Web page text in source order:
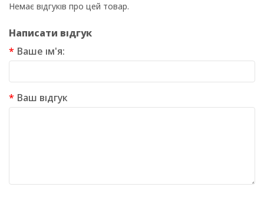
Немає відгуків про цей товар.
Написати відгук
Ваше ім'я:
Ваш відгук